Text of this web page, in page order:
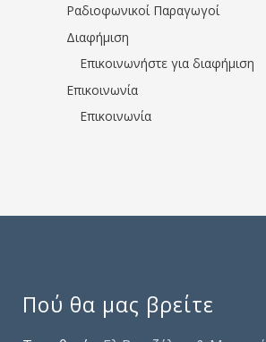
Ραδιοφωνικοί Παραγωγοί
Διαφήμιση
Επικοινωνήστε για διαφήμιση
Επικοινωνία
Επικοινωνία
Πού θα μας βρείτε